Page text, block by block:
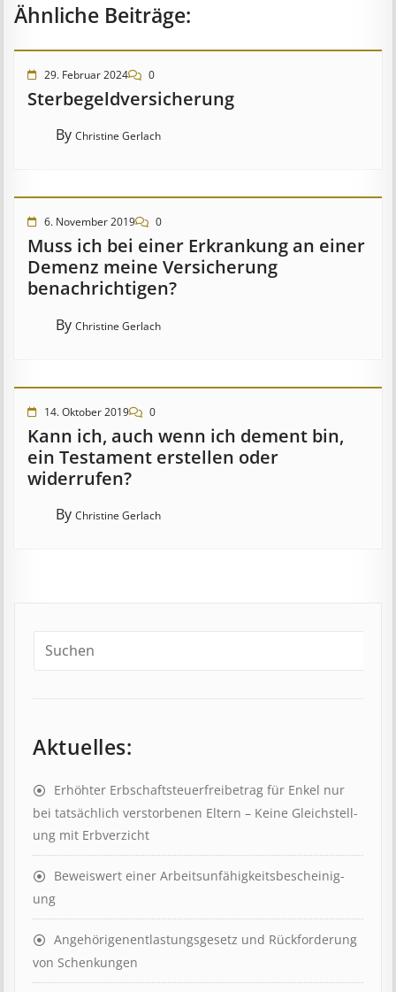
Ähnliche Beiträge:
29. Februar 2024 0
Ster­be­geld­ver­sich­er­ung
ByChristine Gerlach
6. November 2019 0
Muss ich bei einer Erkrankung an einer
Demenz meine Versicherung
benachrichtigen?
ByChristine Gerlach
14. Oktober 2019 0
Kann ich, auch wenn ich dement bin,
ein Testament erstellen oder
widerrufen?
ByChristine Gerlach
Aktuelles:
Erhöhter Erb­schaft­steuer­frei­be­trag für Enkel nur
bei tat­säch­lich ver­storb­en­en Eltern – Keine Gleich­stell­
ung mit Erb­verzicht
Beweis­wert einer Arbeits­un­fähig­keits­be­scheinig­
ung
Angehörigenent­lastungs­ge­setz und Rück­ford­er­ung
von Schenk­ung­en